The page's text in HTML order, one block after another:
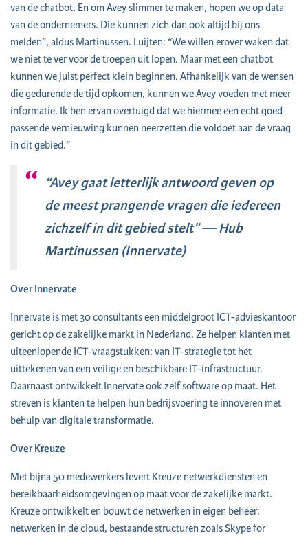
van de chatbot. En om Avey slimmer te maken, hopen we op data
van de ondernemers. Die kunnen zich dan ook altijd bij ons
melden”, aldus Martinussen. Luijten: “We willen erover waken dat
we niet te ver voor de troepen uit lopen. Maar met een chatbot
kunnen we juist perfect klein beginnen. Afhankelijk van de wensen
die gedurende de tijd opkomen, kunnen we Avey voeden met meer
informatie. Ik ben ervan overtuigd dat we hiermee een echt goed
passende vernieuwing kunnen neerzetten die voldoet aan de vraag
in dit gebied.”
“Avey gaat letterlijk antwoord geven op
de meest prangende vragen die iedereen
zichzelf in dit gebied stelt” — Hub
Martinussen (Innervate)
Over Innervate
Innervate is met 30 consultants een middelgroot ICT-advieskantoor
gericht op de zakelijke markt in Nederland. Ze helpen klanten met
uiteenlopende ICT-vraagstukken: van IT-strategie tot het
uittekenen van een veilige en beschikbare IT-infrastructuur.
Daarnaast ontwikkelt Innervate ook zelf software op maat. Het
streven is klanten te helpen hun bedrijsvoering te innoveren met
behulp van digitale transformatie.
Over Kreuze
Met bijna 50 medewerkers levert Kreuze netwerkdiensten en
bereikbaarheidsomgevingen op maat voor de zakelijke markt.
Kreuze ontwikkelt en bouwt de netwerken in eigen beheer:
netwerken in de cloud, bestaande structuren zoals Skype for